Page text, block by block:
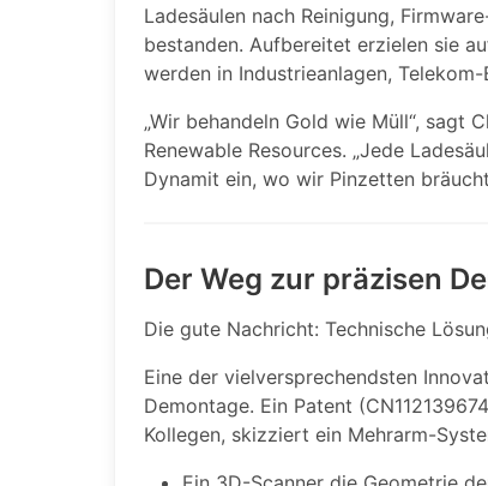
Ladesäulen nach Reinigung,
bestanden. Aufbereitet erzielen sie
werden in Industrieanlagen,
„Wir behandeln Gold wie Müll“, sagt
Renewable Resources. „Jede
Dynamit ein, wo wir Pinzetten
Der Weg zur präzisen
Die gute Nachricht: Technische
Eine der vielversprechendsten
Demontage. Ein Patent
Kollegen, skizziert ein Mehrarm-